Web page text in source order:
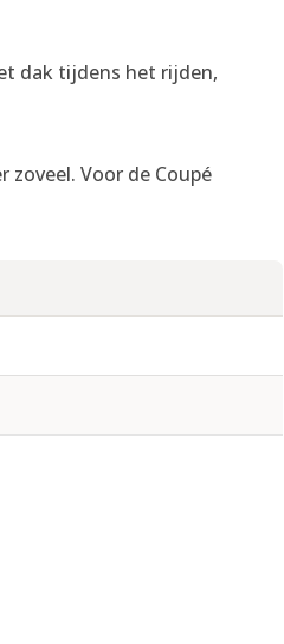
dak tijdens het rijden,
Voor de Coupé